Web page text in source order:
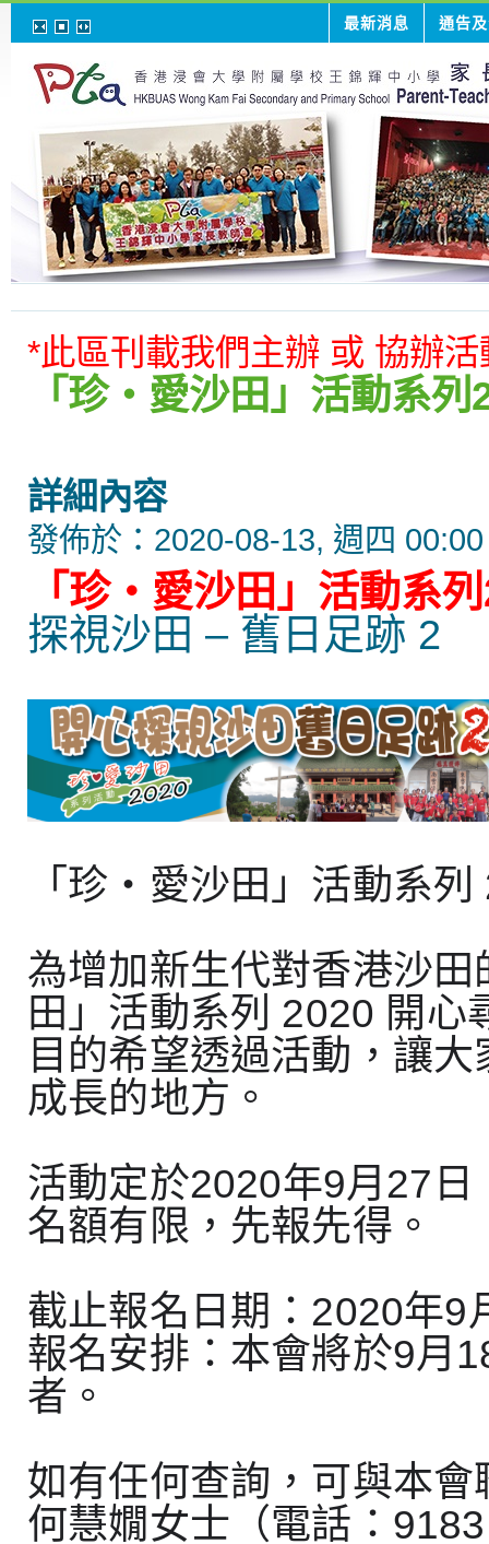
最新消息 通告
*此區刊載我們主辦 或 協辦
「珍‧愛沙田」活動系
詳細內容
發佈於：2020-08-13, 週四 00:00
「珍‧愛沙田」活動系
探視沙田 – 舊日足跡 2
「珍‧愛沙田」活動系列
為增加新生代對香港沙
田」活動系列 2020 開心
目的希望透過活動，讓
成長的地方。
活動定於2020年9月27日
名額有限，先報先得。
截止報名日期：2020年9
報名安排：本會將於9月
者。
如有任何查詢，可與本
何慧嫺女士（電話：